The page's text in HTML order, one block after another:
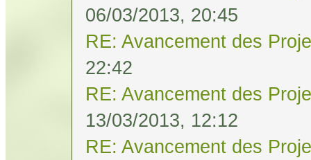
06/03/2013, 20:45
RE: Avancement des
22:42
RE: Avancement des
13/03/2013, 12:12
RE: Avancement des